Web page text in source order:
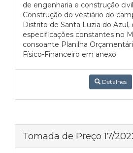
de engenharia e construção
Construção do vestiário do
Distrito de Santa Luzia do Azul,
especificações constantes no
consoante Planilha
Físico-Financeiro em anexo.
Detalhes
Tomada de Preço 17/